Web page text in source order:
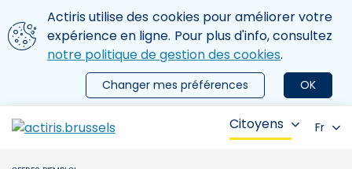
Aller au contenu principal
Nous utilisons des cookies
Actiris utilise des cookies pour améliorer votre
expérience en ligne. Pour plus d'info, consultez
notre politique de gestion des cookies.
OK
Changer mes préférences
le menu
Citoyens Fr